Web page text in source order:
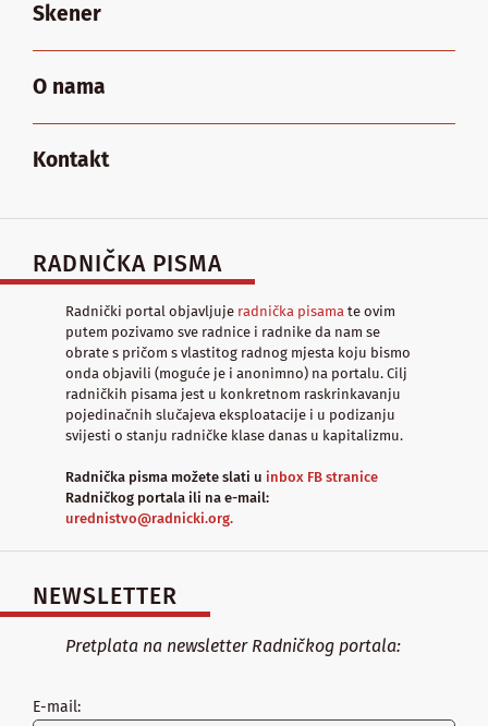
Skener
O nama
Kontakt
RADNIČKA PISMA
Radnički portal objavljuje radnička pisama te ovim
putem pozivamo sve radnice i radnike da nam se
obrate s pričom s vlastitog radnog mjesta koju bismo
onda objavili (moguće je i anonimno) na portalu. Cilj
radničkih pisama jest u konkretnom raskrinkavanju
pojedinačnih slučajeva eksploatacije i u podizanju
svijesti o stanju radničke klase danas u kapitalizmu.
Radnička pisma možete slati u inbox FB stranice
Radničkog portala ili na e-mail:
urednistvo@radnicki.org.
NEWSLETTER
Pretplata na newsletter Radničkog portala:
E-mail: